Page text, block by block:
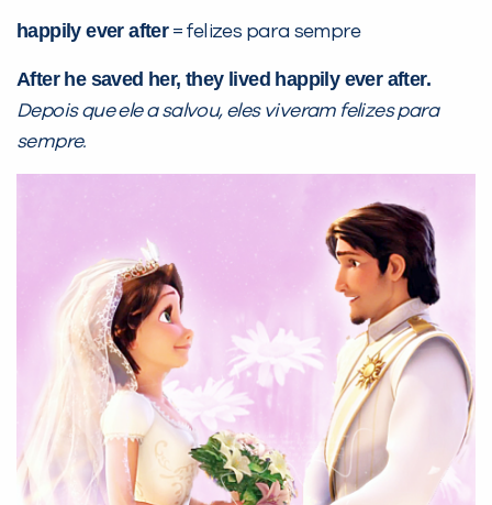
happily ever after= felizes para sempre
After he saved her, they lived happily ever after.
Depois que ele a salvou, eles viveram felizes para
sempre.